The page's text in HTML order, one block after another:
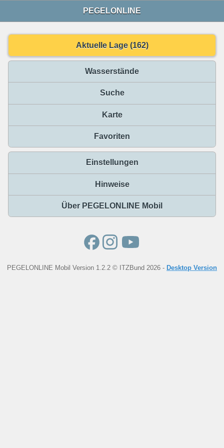
PEGELONLINE
Aktuelle Lage (162)
Wasserstände
Suche
Karte
Favoriten
Einstellungen
Hinweise
Über PEGELONLINE Mobil
PEGELONLINE Mobil Version 1.2.2 © ITZBund 2026 - Desktop Version